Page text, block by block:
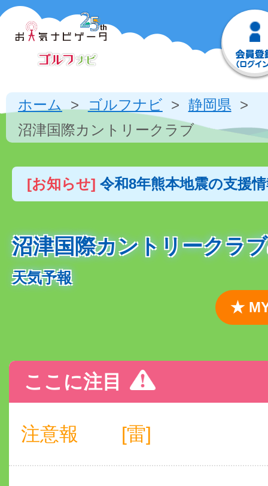
ホーム ゴルフナビ
静岡県
沼津国際カントリークラブ
[お知らせ] 令和8年熊本地震の支援
沼津国際カントリークラブ
天気予報
★
ここに注目
注意報 [雷]